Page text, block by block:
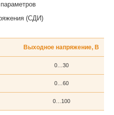
(СДИ)
Выходное напряжение, В
0…30
0…60
0…100